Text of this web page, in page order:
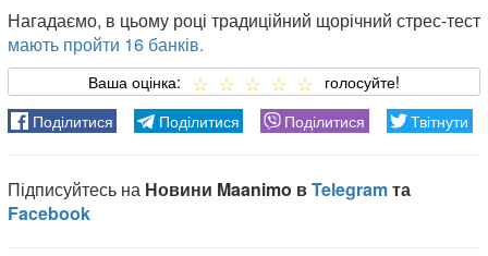
Нагадаємо, в цьому році традиційний щорічний стрес-тест
мають пройти 16 банків.